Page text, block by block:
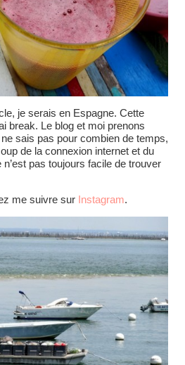
je serais en Espagne. Cette
break. Le blog et moi prenons
sais pas pour combien de temps,
de la connexion internet et du
pas toujours facile de trouver
me suivre sur Instagram.